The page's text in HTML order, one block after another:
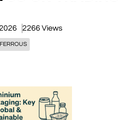
2266 Views